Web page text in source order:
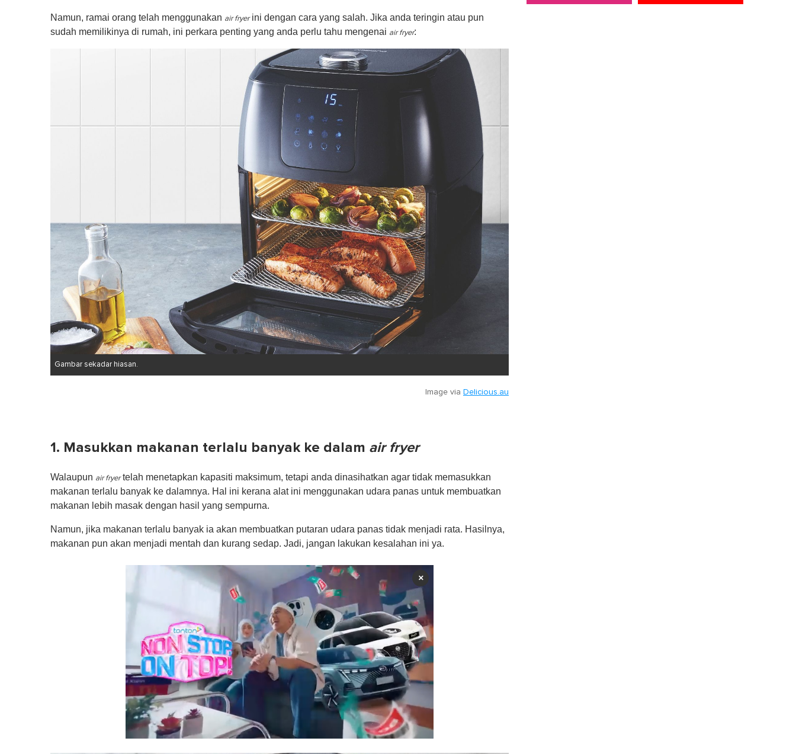
Namun, ramai orang telah menggunakan air fryerini dengan cara yang salah. Jika anda teringin atau pun
sudah memilikinya di rumah, ini perkara penting yang anda perlu tahu mengenai air fryer:
Gambar sekadar hiasan.
Image via Delicious.au
1. Masukkan makanan terlalu banyak ke dalam air fryer
Walaupun air fryertelah menetapkan kapasiti maksimum, tetapi anda dinasihatkan agar tidak memasukkan
makanan terlalu banyak ke dalamnya. Hal ini kerana alat ini menggunakan udara panas untuk membuatkan
makanan lebih masak dengan hasil yang sempurna.
Namun, jika makanan terlalu banyak ia akan membuatkan putaran udara panas tidak menjadi rata. Hasilnya,
makanan pun akan menjadi mentah dan kurang sedap. Jadi, jangan lakukan kesalahan ini ya.
×